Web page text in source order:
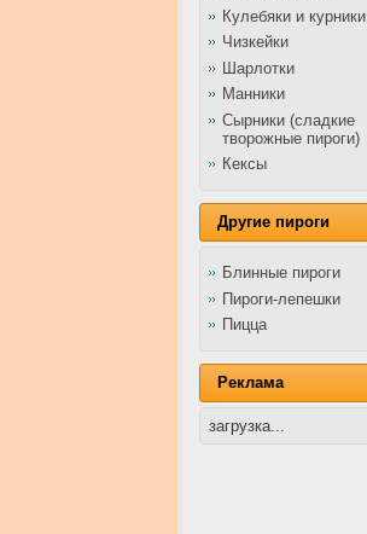
Кулебяки и курники
Чизкейки
Шарлотки
Манники
Сырники (сладкие
творожные пироги)
Кексы
Другие пироги
Блинные пироги
Пироги-лепешки
Пицца
Реклама
загрузка...